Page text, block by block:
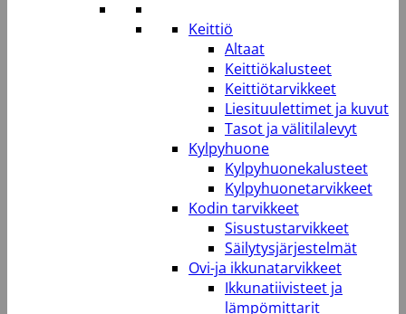
Keittiö
Altaat
Keittiökalusteet
Keittiötarvikkeet
Liesituulettimet ja kuvut
Tasot ja välitilalevyt
Kylpyhuone
Kylpyhuonekalusteet
Kylpyhuonetarvikkeet
Kodin tarvikkeet
Sisustustarvikkeet
Säilytysjärjestelmät
Ovi-ja ikkunatarvikkeet
Ikkunatiivisteet ja
lämpömittarit